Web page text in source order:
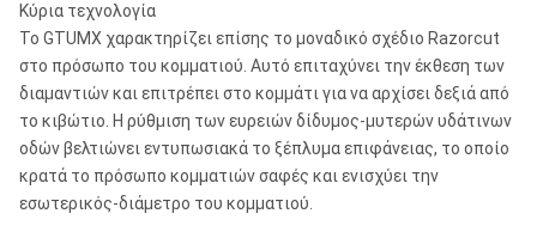
Κύρια τεχνολογία
Το GTUMX χαρακτηρίζει επίσης το μοναδικό σχέδιο Razorcut
στο πρόσωπο του κομματιού. Αυτό επιταχύνει την έκθεση των
διαμαντιών και επιτρέπει στο κομμάτι για να αρχίσει δεξιά από
το κιβώτιο. Η ρύθμιση των ευρειών δίδυμος-μυτερών υδάτινων
οδών βελτιώνει εντυπωσιακά το ξέπλυμα επιφάνειας, το οποίο
κρατά το πρόσωπο κομματιών σαφές και ενισχύει την
εσωτερικός-διάμετρο του κομματιού.